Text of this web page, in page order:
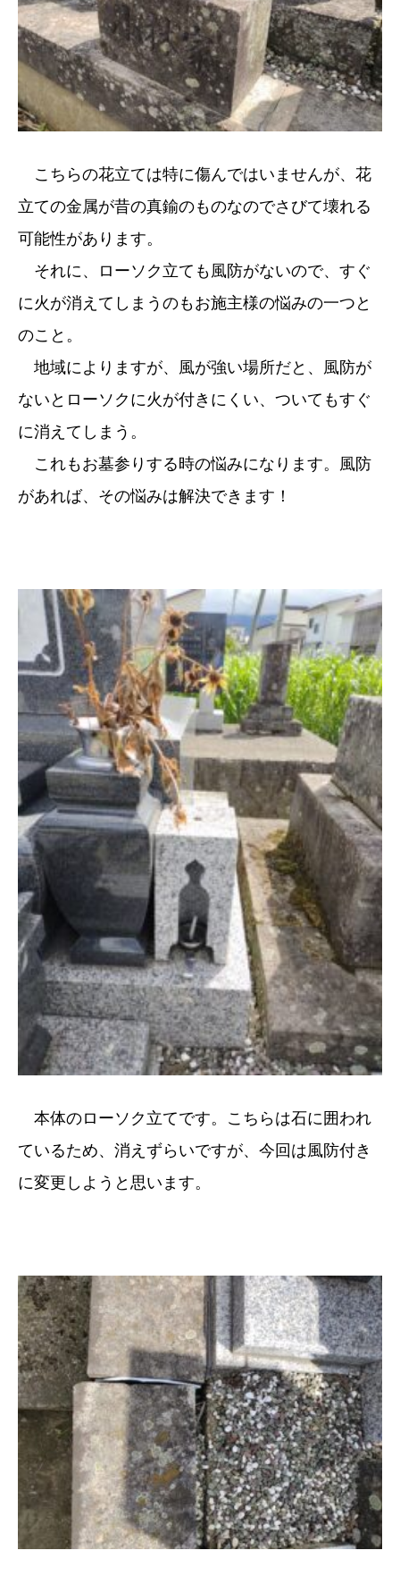
こちらの花立ては特に傷んではいませんが、花
立ての金属が昔の真鍮のものなのでさびて壊れる
可能性があります。
それに、ローソク立ても風防がないので、すぐ
に火が消えてしまうのもお施主様の悩みの一つと
のこと。
地域によりますが、風が強い場所だと、風防が
ないとローソクに火が付きにくい、ついてもすぐ
に消えてしまう。
これもお墓参りする時の悩みになります。風防
があれば、その悩みは解決できます！
本体のローソク立てです。こちらは石に囲われ
ているため、消えずらいですが、今回は風防付き
に変更しようと思います。